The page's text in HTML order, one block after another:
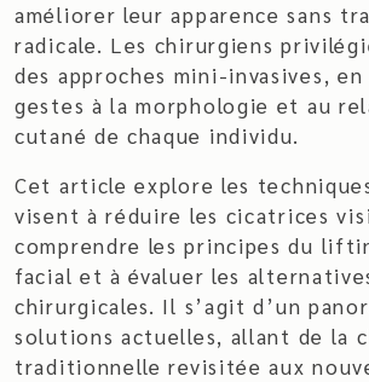
améliorer leur apparence sans
radicale. Les chirurgiens
des approches mini-invasives,
gestes à la morphologie et au
cutané de chaque individu.
Cet article explore les
visent à réduire les cicatrices
comprendre les principes du
facial et à évaluer les
chirurgicales. Il s’agit d’un
solutions actuelles, allant de la
traditionnelle revisitée aux